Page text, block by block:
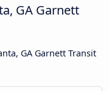
GA Garnett
GA Garnett Transit